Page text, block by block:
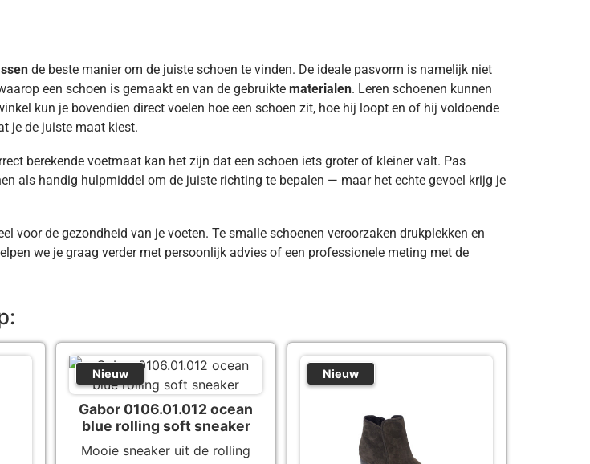
de beste manier om de juiste schoen te vinden. De ideale pasvorm is namelijk niet
een schoen is gemaakt en van de gebruikte materialen. Leren schoenen kunnen
kun je bovendien direct voelen hoe een schoen zit, hoe hij loopt en of hij voldoende
je de juiste maat kiest.
berekende voetmaat kan het zijn dat een schoen iets groter of kleiner valt. Pas
als handig hulpmiddel om de juiste richting te bepalen — maar het echte gevoel krijg je
voor de gezondheid van je voeten. Te smalle schoenen veroorzaken drukplekken en
we je graag verder met persoonlijk advies of een professionele meting met de
Nieuw
Gabor 0106.01.012 ocean
blue rolling soft sneaker
Mooie sneaker uit de rolling
Nieuw